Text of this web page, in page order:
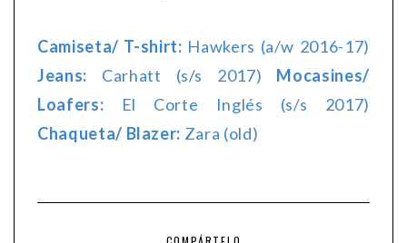
Camiseta/ T-shirt: Hawkers (a/w 2016-17)
Jeans: Carhatt (s/s 2017) Mocasines/
Loafers: El Corte Inglés (s/s 2017)
Chaqueta/ Blazer: Zara (old)